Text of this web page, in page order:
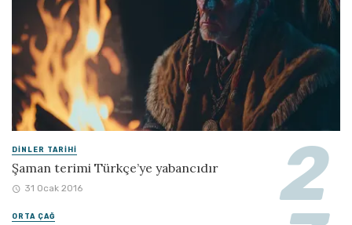
DINLER TARIHI
Şaman terimi Türkçe’ye yabancıdır
31 Ocak 2016
ORTA ÇAĞ